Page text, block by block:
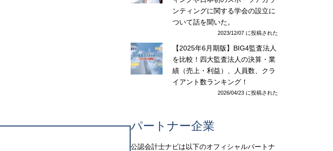
ンティングに関する学会の設立に
ついて話を聞いた。
2023/12/07 に投稿された
【2025年6月期版】BIG4監査法人
を比較！四大監査法人の決算・業
績（売上・利益）、人員数、クラ
イアント数ランキング！
2026/04/23 に投稿された
パートナー企業
公認会計士ナビは以下のオフィシャルパートナ